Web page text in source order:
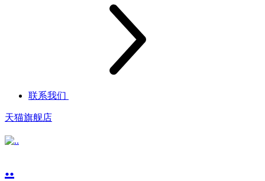
联系我们
天猫旗舰店
..